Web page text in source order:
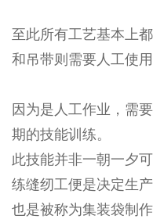
至此所有工艺基本上
和吊带则需要人工使
因为是人工作业，需
期的技能训练。
此技能并非一朝一夕
练缝纫工便是决定生
也是被称为集装袋制作